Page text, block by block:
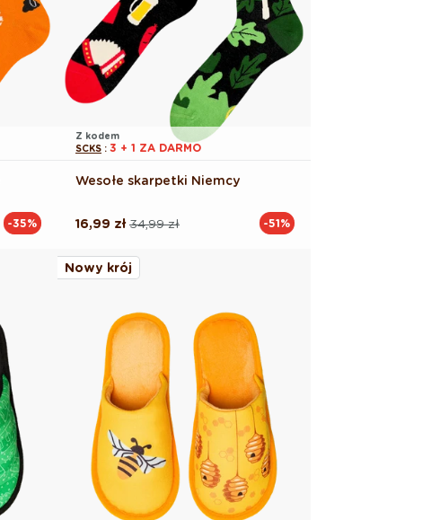
-35%
Z kodem
SCKS : 3 + 1 ZA DARMO
Wesołe skarpetki Niemcy
Cena
34,99 zł
Cena
16,99 zł -51%
Nowy krój